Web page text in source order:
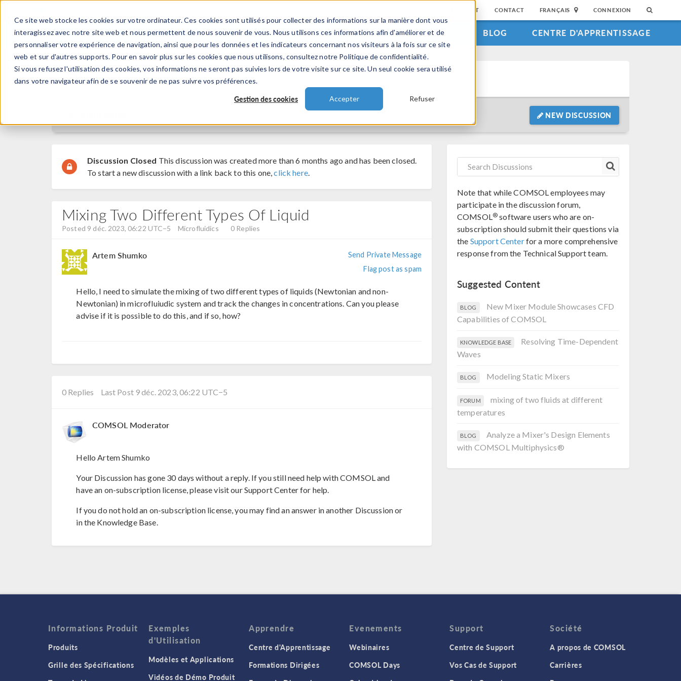
Ce site web stocke les cookies sur votre ordinateur. Ces cookies sont utilisés pour collecter des informations sur la manière dont vous
interagissez avec notre site web et nous permettent de nous souvenir de vous. Nous utilisons ces informations afin d'améliorer et de
personnaliser votre expérience de navigation, ainsi que pour les données et les indicateurs concernant nos visiteurs à la fois sur ce site
web et sur d'autres supports. Pour en savoir plus sur les cookies que nous utilisons, consultez notre Politique de confidentialité.
Si vous refusez l'utilisation des cookies, vos informations ne seront pas suivies lors de votre visite sur ce site. Un seul cookie sera utilisé
dans votre navigateur afin de se souvenir de ne pas suivre vos préférences.
Gestion des cookies Accepter Refuser
SUPPORT CONTACT FRANÇAIS CONNEXION
PRODUITS INDUSTRIES VIDEOS EVENEMENTS BLOG CENTRE D'APPRENTISSAGE
Discussion Forum
NEW DISCUSSION
Discussion Closed This discussion was created more than 6 months ago and has been closed.
To start a new discussion with a link back to this one,click here.
Mixing Two Different Types Of Liquid
Posted 9 déc. 2023, 06:22 UTC−5 Microfluidics 0 Replies
Artem Shumko
Send Private Message
Flag post as spam
Hello, I need to simulate the mixing of two different types of liquids (Newtonian and non-
Newtonian) in microfluiudic system and track the changes in concentrations. Can you please
advise if it is possible to do this, and if so, how?
0 Replies Last Post 9 déc. 2023, 06:22 UTC−5
COMSOL Moderator
Hello Artem Shumko
Your Discussion has gone 30 days without a reply. If you still need help with COMSOL and
have an on-subscription license, please visit our Support Center for help.
If you do not hold an on-subscription license, you may find an answer in another Discussion or
in the Knowledge Base.
Note that while COMSOL employees may
participate in the discussion forum,
COMSOL® software users who are on-
subscription should submit their questions via
the Support Centerfor a more comprehensive
response from the Technical Support team.
Suggested Content
BLOG
New Mixer Module Showcases CFD
Capabilities of COMSOL
KNOWLEDGE BASE
Resolving Time-Dependent
Waves
BLOG Modeling Static Mixers
FORUM
mixing of two fluids at different
temperatures
BLOG
Analyze a Mixer's Design Elements
with COMSOL Multiphysics®
Informations Produit
Produits
Grille des Spécifications
Exemples
d'Utilisation
Modèles et Applications
Vidéos de Démo Produit
Apprendre
Centre d'Apprentissage
Formations Dirigées
Evenements
Webinaires
COMSOL Days
Support
Centre de Support
Vos Cas de Support
Société
A propos de COMSOL
Carrières